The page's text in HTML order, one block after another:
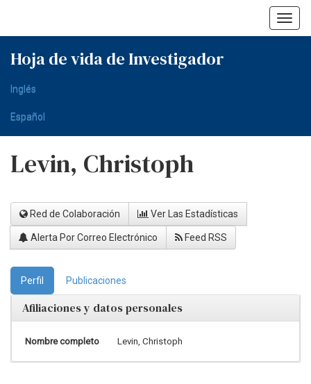
Hoja de vida de Investigador
Inglés
Español
Levin, Christoph
Red de Colaboración Ver Las Estadísticas
Alerta Por Correo Electrónico Feed RSS
Perfil Publicaciones
Afiliaciones y datos personales
Nombre completo Levin, Christoph